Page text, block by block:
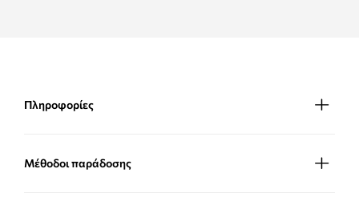
Πληροφορίες
Μέθοδοι παράδοσης